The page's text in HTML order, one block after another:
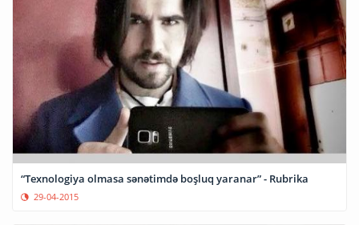
“Texnologiya olmasa sənətimdə boşluq yaranar” - Rubrika
29-04-2015